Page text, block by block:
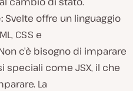
Svelte offre un linguaggio
CSS e
c’è bisogno di imparare
speciali come JSX, il che
La